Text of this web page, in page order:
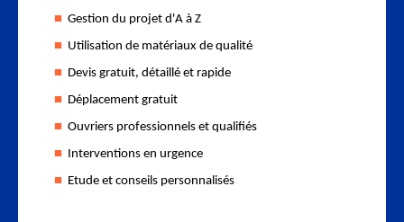
Gestion du projet d'A à Z
Utilisation de matériaux de qualité
Devis gratuit, détaillé et rapide
Déplacement gratuit
Ouvriers professionnels et qualifiés
Interventions en urgence
Etude et conseils personnalisés